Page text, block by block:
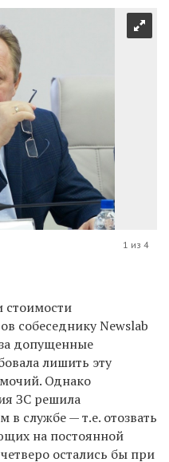
1 из 4
стоимости
собеседнику Newslab
допущенные
лишить эту
Однако
ЗС решила
в службе — т.е. отозвать
на постоянной
остались бы при